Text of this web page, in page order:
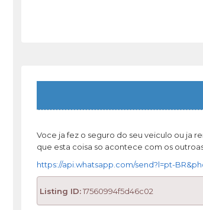
Voce ja fez o seguro do seu veiculo ou ja
que esta coisa so acontece com os
https://api.whatsapp.com/send?l=pt-
Listing ID:17560994f5d46c02